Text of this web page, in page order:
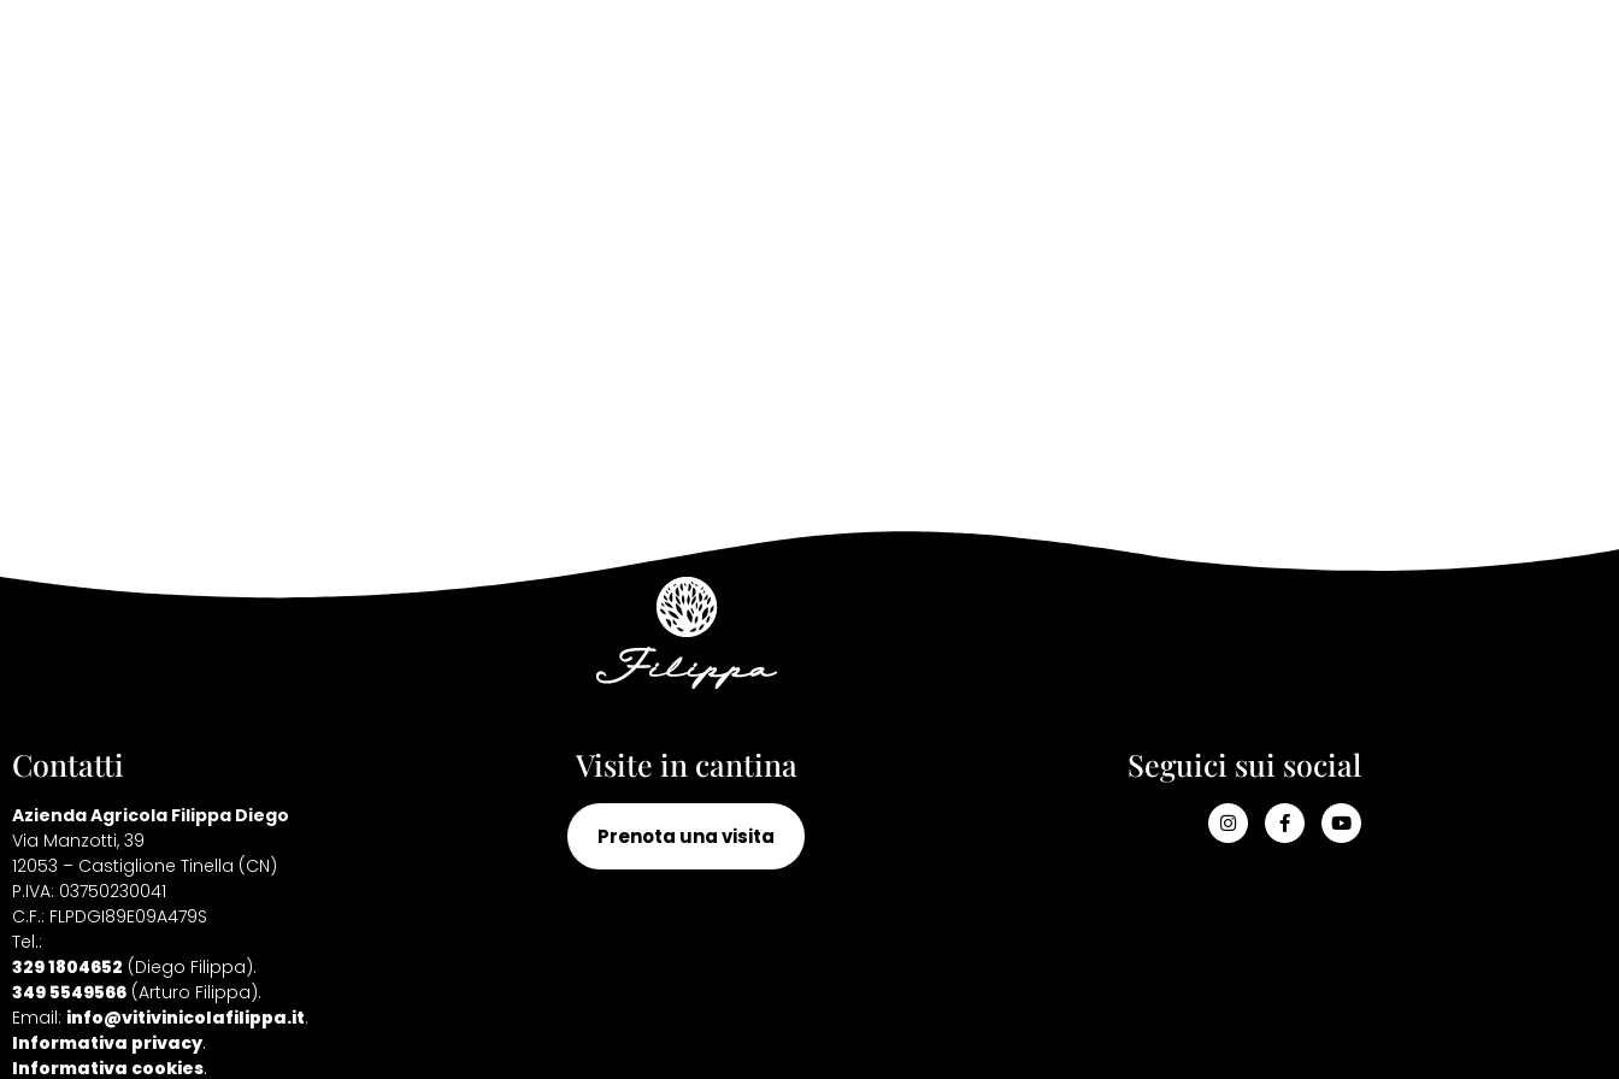
Contatti
Azienda Agricola Filippa Diego
Via Manzotti, 39
12053 – Castiglione Tinella (CN)
P.IVA: 03750230041
C.F.: FLPDGI89E09A479S
Tel.:
329 1804652 (Diego Filippa).
349 5549566 (Arturo Filippa).
Email: info@vitivinicolafilippa.it.
Informativa privacy.
Informativa cookies.
Visite in cantina
Prenota una visita
Seguici sui social